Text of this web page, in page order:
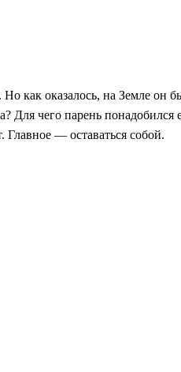
как оказалось, на Земле он
Для чего парень понадобился
— оставаться собой.